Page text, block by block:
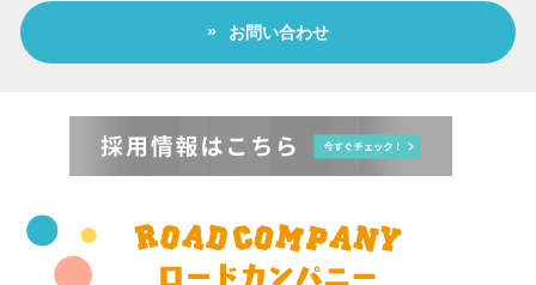
お問い合わせ